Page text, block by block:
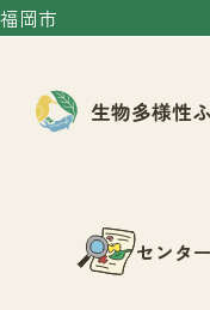
福岡市
センタ